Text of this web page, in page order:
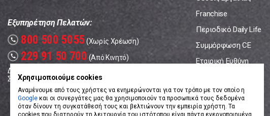
Εξυπηρέτηση Πελατών:
call 800 500 5055 (Χωρίς Χρέωση)
call 229 91 50 700 (Από Κινητό)
Δευτέρα - Παρασκευή: 08:00 - 17:00
Σάββατο: 08:00 – 14:00
Franchise
Περιοδικό Daily Life
Συμμόρφωση CE
Εταιρική Ευθύνη
Χρησιμοποιούμε cookies
Αναμένουμε από τους χρήστες να ενημερώνονται για τον τρόπο με τον οποίο η
Google και οι συνεργάτες μας θα χρησιμοποιούν τα προσωπικά τους δεδομένα
όταν δίνουν τη συγκατάθεσή τους και βελτιώνουν την εμπειρία χρήστη. Τα
cookies που διατηρούν τη λειτουργία του ιστότοπου είναι πάντα ενεργοποιημένα.